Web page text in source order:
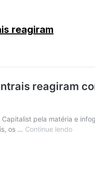
reagiram